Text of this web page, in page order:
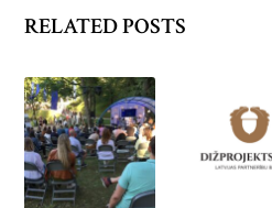
RELATED POSTS